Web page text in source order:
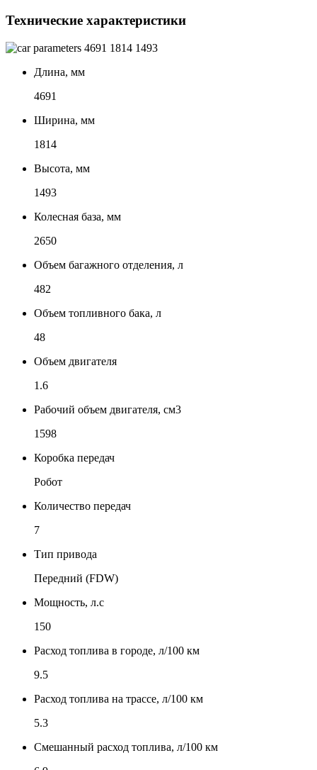
Технические характеристики
4691 1814 1493
Длина, мм
4691
Ширина, мм
1814
Высота, мм
1493
Колесная база, мм
2650
Объем багажного отделения, л
482
Объем топливного бака, л
48
Объем двигателя
1.6
Рабочий объем двигателя, см3
1598
Коробка передач
Робот
Количество передач
7
Тип привода
Передний (FDW)
Мощность, л.с
150
Расход топлива в городе, л/100 км
9.5
Расход топлива на трассе, л/100 км
5.3
Смешанный расход топлива, л/100 км